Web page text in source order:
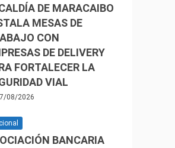
DE MARACAIBO
MESAS DE
CON
DE DELIVERY
FORTALECER LA
VIAL
08/2026
BANCARIA